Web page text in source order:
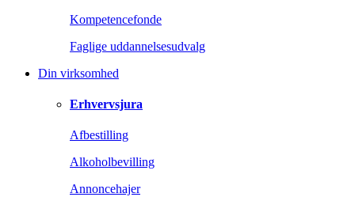
Kompetencefonde
Faglige uddannelsesudvalg
Din virksomhed
Erhvervsjura
Afbestilling
Alkoholbevilling
Annoncehajer